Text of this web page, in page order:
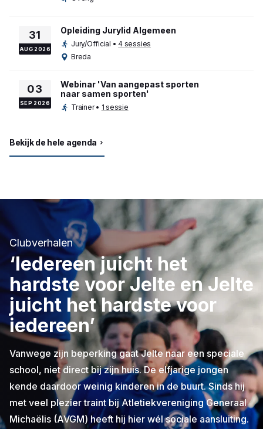
31
AUG 2026
Opleiding Jurylid Algemeen
Jury/Official •4 sessies
Breda
03
SEP 2026
Webinar 'Van aangepast sporten
naar samen sporten'
Trainer • 1 sessie
Bekijk de hele agenda
Clubverhalen
‘Iedereen juicht het
hardste voor Jelte en Jelte
juicht het hardste voor
iedereen’
Vanwege zijn beperking gaat Jelte naar een speciale
school, niet direct bij zijn huis. De elfjarige jongen
kende daardoor weinig kinderen in de buurt. Sinds hij
met veel plezier traint bij Atletiekvereniging Generaal
Michaëlis (AVGM) heeft hij hier wél sociale aansluiting.